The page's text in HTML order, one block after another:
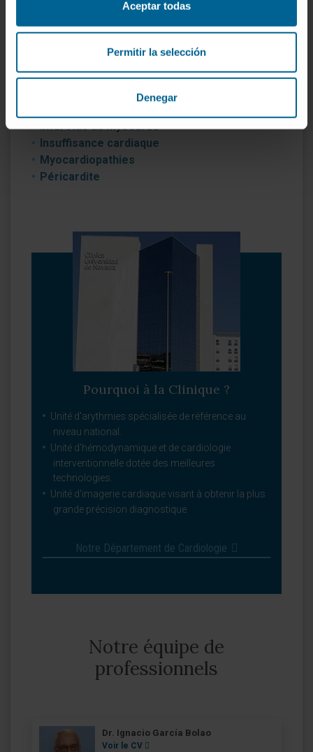
Aceptar todas
Permitir la selección
Denegar
Maladies que nous traitons
Angine de poitrine
Arythmies cardiaques
Infarctus du myocarde
Insuffisance cardiaque
Myocardiopathies
Péricardite
Pourquoi à la Clinique ?
Unité d'arythmies spécialisée de référence au
niveau national.
Unité d'hémodynamique et de cardiologie
interventionnelle dotée des meilleures
technologies.
Unité d'imagerie cardiaque visant à obtenir la plus
grande précision diagnostique.
Notre Département de Cardiologie
Notre équipe de
professionnels
Dr. Ignacio García Bolao
Voir le CV